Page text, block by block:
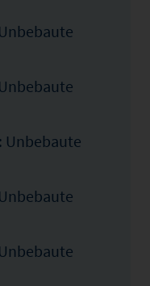
Unbebaute